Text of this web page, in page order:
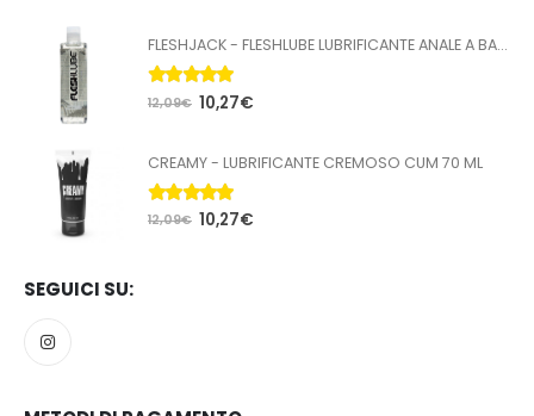
FLESHJACK - FLESHLUBE LUBRIFICANTE ANALE A BASE ACQUA 100 ML
5.00Su 5
12,09€ 10,27€
CREAMY - LUBRIFICANTE CREMOSO CUM 70 ML
5.00Su 5
12,09€ 10,27€
SEGUICI SU: